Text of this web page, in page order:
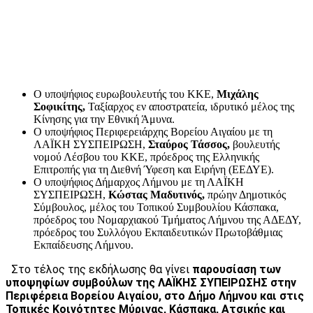
Ο υποψήφιος ευρωβουλευτής του ΚΚΕ, Μιχάλης
Σοφικίτης, Ταξίαρχος εν αποστρατεία, ιδρυτικό μέλος της
Κίνησης για την Εθνική Άμυνα.
Ο υποψήφιος Περιφερειάρχης Βορείου Αιγαίου με τη
ΛΑΪΚΗ ΣΥΣΠΕΙΡΩΣΗ, Σταύρος Τάσσος, βουλευτής
νομού Λέσβου του ΚΚΕ, πρόεδρος της Ελληνικής
Επιτροπής για τη Διεθνή Ύφεση και Ειρήνη (ΕΕΔΥΕ).
Ο υποψήφιος Δήμαρχος Λήμνου με τη ΛΑΪΚΗ
ΣΥΣΠΕΙΡΩΣΗ, Κώστας Μαδυτινός, πρώην Δημοτικός
Σύμβουλος, μέλος του Τοπικού Συμβουλίου Κάσπακα,
πρόεδρος του Νομαρχιακού Τμήματος Λήμνου της ΑΔΕΔΥ,
πρόεδρος του Συλλόγου Εκπαιδευτικών Πρωτοβάθμιας
Εκπαίδευσης Λήμνου.
Στο τέλος της εκδήλωσης θα γίνει παρουσίαση των
υποψηφίων συμβούλων της ΛΑΪΚΗΣ ΣΥΠΕΙΡΩΣΗΣ στην
Περιφέρεια Βορείου Αιγαίου, στο Δήμο Λήμνου και στις
Τοπικές Κοινότητες Μύρινας, Κάσπακα, Ατσικής και